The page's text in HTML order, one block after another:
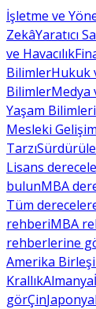
İşletme ve
ZekâYaratıcı
ve Havacılık
BilimlerHukuk
BilimlerMedya
Yaşam Bilimleri
Mesleki Gelişim
Tarzı
Lisans
bulunMBA
Tüm
rehberiMBA
rehberlerine
Amerika
KrallıkAlmanya
görÇinJaponya